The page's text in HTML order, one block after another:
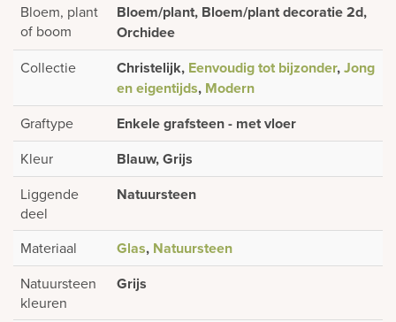
Bloem, plant
of boom
Bloem/plant, Bloem/plant decoratie 2d,
Orchidee
Collectie Christelijk, Eenvoudig tot bijzonder,Jong
en eigentijds, Modern
Graftype Enkele grafsteen - met vloer
Kleur Blauw, Grijs
Liggende
deel
Natuursteen
Materiaal Glas, Natuursteen
Natuursteen
kleuren
Grijs